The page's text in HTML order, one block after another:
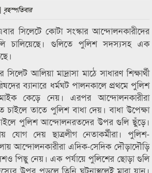
সিলেটে কোটা সংস্কার আন্দোলনকারীদের
চালিয়েছে। গুলিতে পুলিশ সদস্যসহ এক
আলিয়া মাদ্রাসা মাঠে সাধারণ শিক্ষার্থী
ব্যানারে ধর্মঘট পালনকালে প্রথমে পুলিশ
কেড়ে নেয়। এরপর আন্দোলনকারীরা
চাইলে তাতে পুলিশ বাধা দেয়। বাধা উপেক্ষা
পুলিশ আন্দোলনরতদের উপর গুলি ছুঁড়ে।
যোগ দেয় ছাত্রলীগ নেতাকর্মীরা। পুলিশ-
আন্দোলনকারীরা এদিক-সেদিক দৌড়াদৌড়ি
পিছু নেয়। এক পর্যায়ে পুলিশের ছোড়া গুলি
উপর পড়লে তিনি ঘটনাস্থলেই মারা যান।